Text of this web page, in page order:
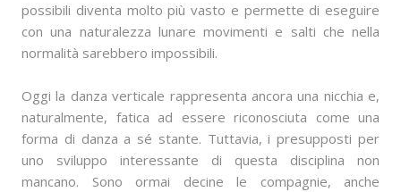
possibili diventa molto più vasto e permette di eseguire
con una naturalezza lunare movimenti e salti che nella
normalità sarebbero impossibili.
Oggi la danza verticale rappresenta ancora una nicchia e,
naturalmente, fatica ad essere riconosciuta come una
forma di danza a sé stante. Tuttavia, i presupposti per
uno sviluppo interessante di questa disciplina non
mancano. Sono ormai decine le compagnie, anche